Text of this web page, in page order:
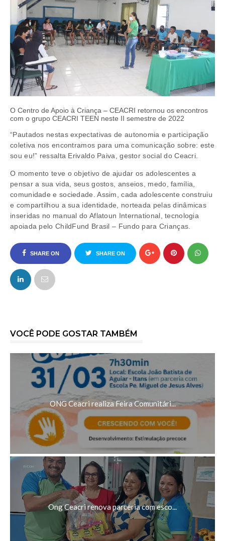
O Centro de Apoio à Criança – CEACRI retornou os encontros
com o grupo CEACRI TEEN neste II semestre de 2022
“Pautados nestas expectativas de autonomia e participação
coletiva nos encontramos para uma comunicação sobre: este
sou eu!” ressalta Erivaldo Paiva, gestor social do Ceacri.
O momento teve o objetivo de ajudar os adolescentes a
pensar a sua vida, seus gostos, anseios, medo, família,
comunidade e sociedade. Assim, cada adolescente construiu
e compartilhou a sua identidade, norteada pelas dinâmicas
inseridas no manual do Aflatoun International, tecnologia
apoiada pelo ChildFund Brasil – Fundo para Crianças.
SHARE ON
FACEBOOK
SHARE ON
VOCÊ PODE GOSTAR TAMBÉM
ONG Ceacri realiza Feira Comunitári...
Ong Ceacri renova parceria com esco...